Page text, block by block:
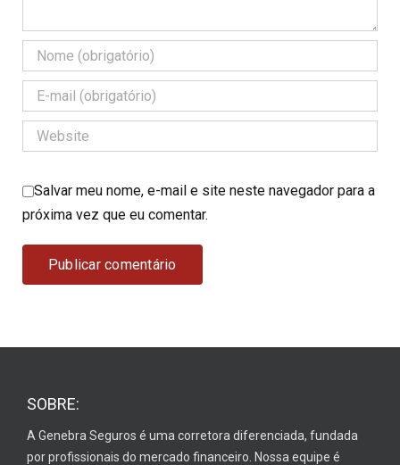
Salvar meu nome, e-mail e site neste navegador para a
próxima vez que eu comentar.
SOBRE:
A Genebra Seguros é uma corretora diferenciada, fundada
por profissionais do mercado financeiro. Nossa equipe é